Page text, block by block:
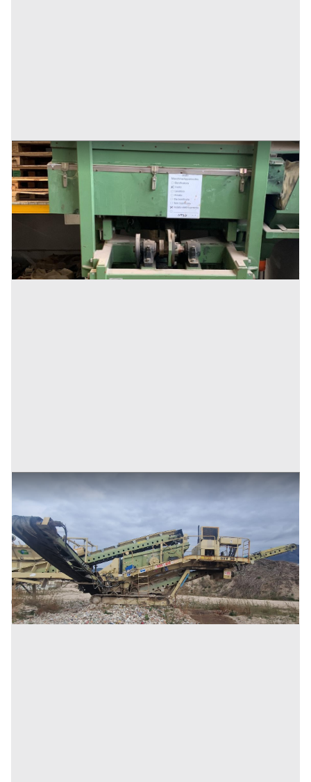
Tavola gravimetrica
Inserito il: 18/01/2024
Chivasso (Torino)
Annuncio scaduto
Prezzo
6.000 €
Codice annuncio: 1193855518
IMPIANTO CINGOLATO SEMOVENTE DI VAGLIATURA
REV
Inserito il: 04/12/2023
Roma (Roma)
Annuncio scaduto
Prezzo
10 €
Codice annuncio:1033685045